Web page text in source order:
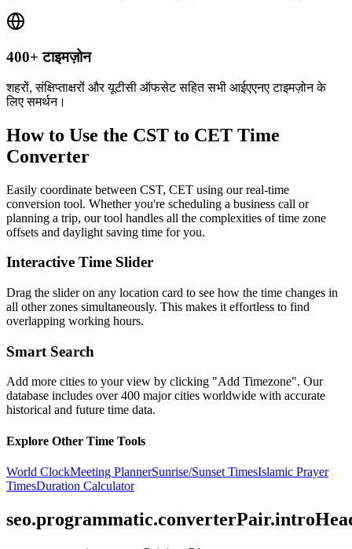
400+ टाइमज़ोन
शहरों, संक्षिप्ताक्षरों और यूटीसी ऑफसेट सहित सभी आईएएनए टाइमज़ोन के
लिए समर्थन।
How to Use the CST to CET Time
Converter
Easily coordinate between CST, CET using our real-time
conversion tool. Whether you're scheduling a business call or
planning a trip, our tool handles all the complexities of time zone
offsets and daylight saving time for you.
Interactive Time Slider
Drag the slider on any location card to see how the time changes in
all other zones simultaneously. This makes it effortless to find
overlapping working hours.
Smart Search
Add more cities to your view by clicking "Add Timezone". Our
database includes over 400 major cities worldwide with accurate
historical and future time data.
Explore Other Time Tools
World ClockMeeting PlannerSunrise/Sunset TimesIslamic Prayer
TimesDuration Calculator